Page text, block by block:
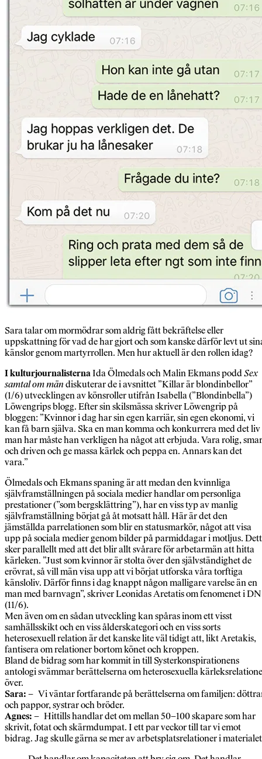
Sara talar om mormödrar som aldrig fått bekräftelse eller
uppskattning för vad de har gjort och som kanske därför levt ut
känslor genom martyrrollen. Men hur aktuell är den rollen idag?
I kulturjournalisternaIda Ölmedals och Malin Ekmans poddSex
samtal om män diskuterar de i avsnittet ”Killar är blondinbellor”
(1/6) utvecklingen av könsroller utifrån Isabella (”Blondinbella”)
Löwengrips blogg. Efter sin skilsmässa skriver Löwengrip på
bloggen: ”Kvinnor i dag har sin egen karriär, sin egen ekonomi, vi
kan få barn själva. Ska en man komma och konkurrera med det liv
man har måste han verkligen ha något att erbjuda. Vara rolig,
och driven och ge massa kärlek och peppa en. Annars kan det
vara.”
Ölmedals och Ekmans spaning är att medan den kvinnliga
självframställningen på sociala medier handlar om personliga
prestationer (”som bergsklättring”), har en viss typ av manlig
självframställning börjat gå åt motsatt håll. Här är det den
jämställda parrelationen som blir en statusmarkör, något att visa
upp på sociala medier genom bilder på parmiddagar i motljus.
sker parallellt med att det blir allt svårare för arbetarmän att hitta
kärleken. ”Just som kvinnor är stolta över den självständighet de
erövrat, så vill män visa upp att vi börjat utforska våra torftiga
känsloliv. Därför finns i dag knappt någon malligare varelse än en
man med barnvagn”, skriver Leonidas Aretatis om fenomenet i DN
(11/6).
Men även om en sådan utveckling kan spåras inom ett visst
samhällsskikt och en viss ålderskategori och en viss sorts
heterosexuell relation är det kanske lite väl tidigt att, likt Aretakis,
fantisera om relationer bortom könet och kroppen.
Bland de bidrag som har kommit in till Systerkonspirationens
antologi svämmar berättelserna om heterosexuella
över.
Sara: – Vi väntar fortfarande på berättelserna om familjen:
och pappor, systrar och bröder.
Agnes: – Hittills handlar det om mellan 50–100 skapare som har
skrivit, fotat och skärmdumpat. I ett par veckor till tar vi emot
bidrag. Jag skulle gärna se mer av arbetsplatsrelationer i